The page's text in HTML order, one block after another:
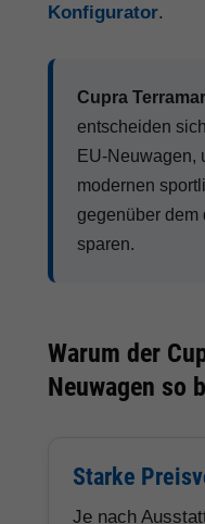
Konfigurator.
Cupra
entscheiden
EU-Neuwagen,
modernen
gegenüber dem
sparen.
Warum der
Neuwagen so
Starke
Je nach